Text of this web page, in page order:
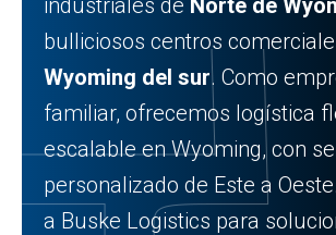
industriales de Norte de
bulliciosos centros
Wyoming del sur. Como
familiar, ofrecemos logística
escalable en Wyoming, con
personalizado de Este a
a Buske Logistics para